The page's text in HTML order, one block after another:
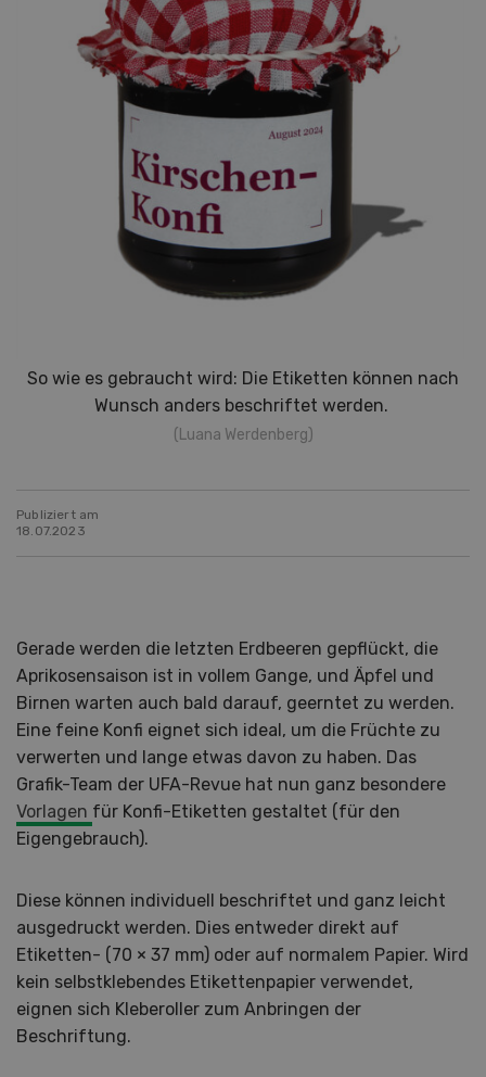
So wie es gebraucht wird: Die Etiketten können nach
Wunsch anders beschriftet werden.
(Luana Werdenberg)
Publiziert am
18.07.2023
Gerade werden die letzten Erdbeeren gepflückt, die
Aprikosensaison ist in vollem Gange, und Äpfel und
Birnen warten auch bald darauf, geerntet zu werden.
Eine feine Konfi eignet sich ideal, um die Früchte zu
verwerten und lange etwas davon zu haben. Das
Grafik-Team der UFA-Revue hat nun ganz besondere
Vorlagen für Konfi-Etiketten gestaltet (für den
Eigengebrauch).
Diese können individuell beschriftet und ganz leicht
ausgedruckt werden. Dies entweder direkt auf
Etiketten- (70 × 37 mm) oder auf normalem Papier. Wird
kein selbstklebendes Etikettenpapier verwendet,
eignen sich Kleberoller zum Anbringen der
Beschriftung.